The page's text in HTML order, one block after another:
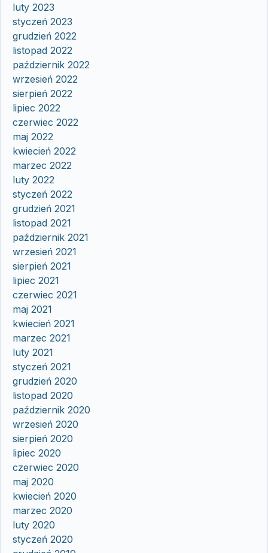
luty 2023
styczeń 2023
grudzień 2022
listopad 2022
październik 2022
wrzesień 2022
sierpień 2022
lipiec 2022
czerwiec 2022
maj 2022
kwiecień 2022
marzec 2022
luty 2022
styczeń 2022
grudzień 2021
listopad 2021
październik 2021
wrzesień 2021
sierpień 2021
lipiec 2021
czerwiec 2021
maj 2021
kwiecień 2021
marzec 2021
luty 2021
styczeń 2021
grudzień 2020
listopad 2020
październik 2020
wrzesień 2020
sierpień 2020
lipiec 2020
czerwiec 2020
maj 2020
kwiecień 2020
marzec 2020
luty 2020
styczeń 2020